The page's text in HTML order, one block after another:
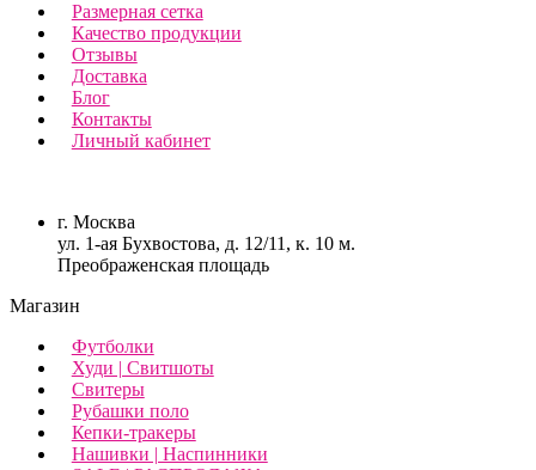
Размерная сетка
Качество продукции
Отзывы
Доставка
Блог
Контакты
Личный кабинет
г. Москва
ул. 1-ая Бухвостова, д. 12/11, к. 10 м.
Преображенская площадь
Магазин
Футболки
Худи | Свитшоты
Свитеры
Рубашки поло
Кепки-тракеры
Нашивки | Наспинники